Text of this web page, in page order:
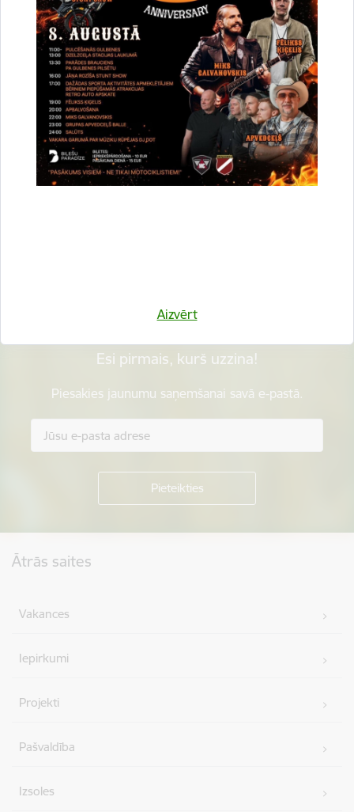
Aizvērt
Esi pirmais, kurš uzzina!
Piesakies jaunumu saņemšanai savā e-pastā.
Ātrās saites
Vakances
Iepirkumi
Projekti
Pašvaldība
Izsoles